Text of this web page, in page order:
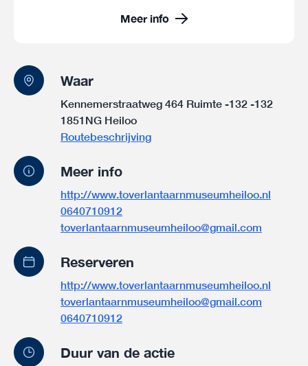
Meer info
Waar
Kennemerstraatweg 464 Ruimte -132 -132
1851NG Heiloo
Routebeschrijving
Meer info
http://www.toverlantaarnmuseumheiloo.nl
0640710912
toverlantaarnmuseumheiloo@gmail.com
Reserveren
http://www.toverlantaarnmuseumheiloo.nl
toverlantaarnmuseumheiloo@gmail.com
0640710912
Duur van de actie